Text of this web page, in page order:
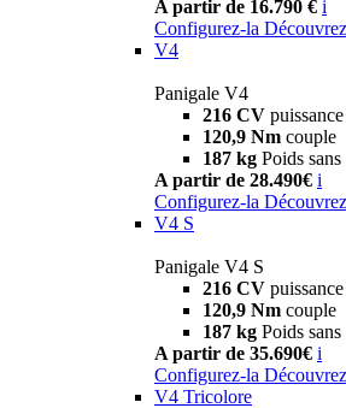
A partir de 16.790 € i
Configurez-la
V4
Panigale V4
216 CV puissance
120,9 Nm couple
187 kg Poids
A partir de 28.490€ i
Configurez-la
V4 S
Panigale V4 S
216 CV puissance
120,9 Nm couple
187 kg Poids
A partir de 35.690€ i
Configurez-la
V4 Tricolore